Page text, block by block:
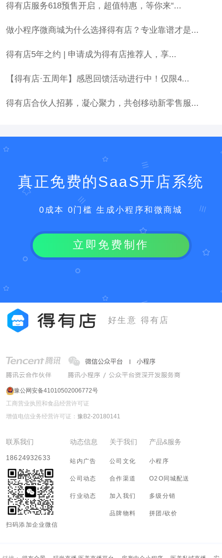
得有店服务618预售开启，超值特惠，等你来“...
做小程序微商城为什么选择得有店？专业靠谱才是...
得有店5年之约 | 申请成为得有店推荐人，享...
【得有店·五周年】感恩回馈活动进行中！仅限4...
得有店合伙人招募，凝心聚力，共创移动新零售服...
真正免费的SaaS开店系统
0成本 0门槛 生成小程序和微商城
立即免费制作
好生意 得有店
豫公网安备41010502006772号
工商营业执照和食品经营许可证
增值电信业务经营许可证： 豫B2-20180141
联系我们
18624932633
扫码添加企业微信
动态信息
站内广告
公司动态
行业动态
关于我们
公司文化
合作渠道
加入我们
品牌物料
产品&服务
小程序
O2O同城配送
多级分销
拼团/砍价